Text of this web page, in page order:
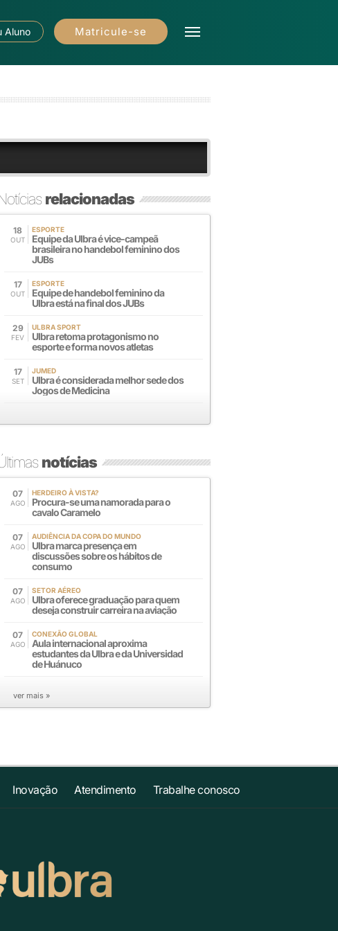
Aluno Matricule-se
relacionadas
18
OUT
ESPORTE
Equipe da Ulbra é vice-campeã
brasileira no handebol feminino dos
JUBs
17
OUT
ESPORTE
Equipe de handebol feminino da
Ulbra está na final dos JUBs
29
FEV
ULBRA SPORT
Ulbra retoma protagonismo no
esporte e forma novos atletas
17
SET
JUMED
Ulbra é considerada melhor sede dos
Jogos de Medicina
notícias
07
AGO
HERDEIRO À VISTA?
Procura-se uma namorada para o
cavalo Caramelo
07
AGO
AUDIÊNCIA DA COPA DO MUNDO
Ulbra marca presença em
discussões sobre os hábitos de
consumo
07
AGO
SETOR AÉREO
Ulbra oferece graduação para quem
deseja construir carreira na aviação
07
AGO
CONEXÃO GLOBAL
Aula internacional aproxima
estudantes da Ulbra e da Universidad
de Huánuco
ver mais »
Inovação Atendimento Trabalhe conosco